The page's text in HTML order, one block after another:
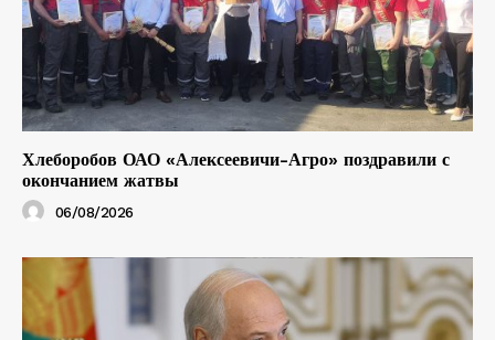
Хлеборобов ОАО «Алексеевичи-Агро» поздравили с
окончанием жатвы
06/08/2026